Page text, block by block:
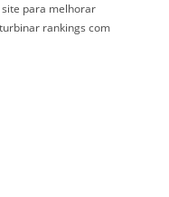
para melhorar
rankings com